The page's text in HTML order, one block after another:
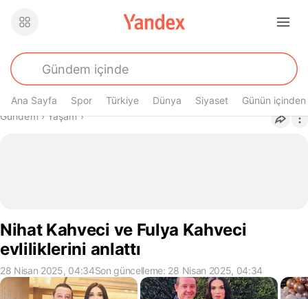
Ana Sayfa Spor Türkiye Dünya Siyaset Günün içinden
Buradasın
Gündem› Yaşam›
Nihat Kahveci ve Fulya Kahveci
evliliklerini anlattı
28 Nisan 2025, 04:34Son güncelleme: 28 Nisan 2025, 04:34